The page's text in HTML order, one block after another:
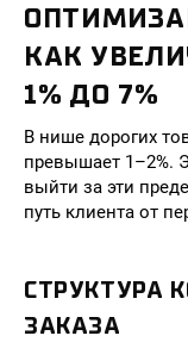
КАК
1% ДО 7%
В нише дорогих
превышает 1–2%.
выйти за эти
путь клиента от
СТРУКТУРА
ЗАКАЗА